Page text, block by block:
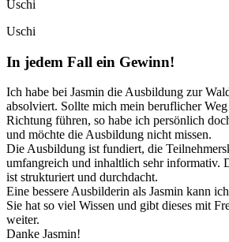
Uschi
Uschi
In jedem Fall ein Gewinn!
Ich habe bei Jasmin die Ausbildung zur
absolviert. Sollte mich mein beruflicher
Richtung führen, so habe ich persönlich
und möchte die Ausbildung nicht missen.
Die Ausbildung ist fundiert, die
umfangreich und inhaltlich sehr informativ.
ist strukturiert und durchdacht.
Eine bessere Ausbilderin als Jasmin kann
Sie hat so viel Wissen und gibt dieses mit
weiter.
Danke Jasmin!